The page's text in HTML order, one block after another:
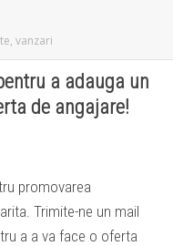
vanzari
a adauga un
de angajare!
promovarea
Trimite-ne un mail
a a va face o oferta